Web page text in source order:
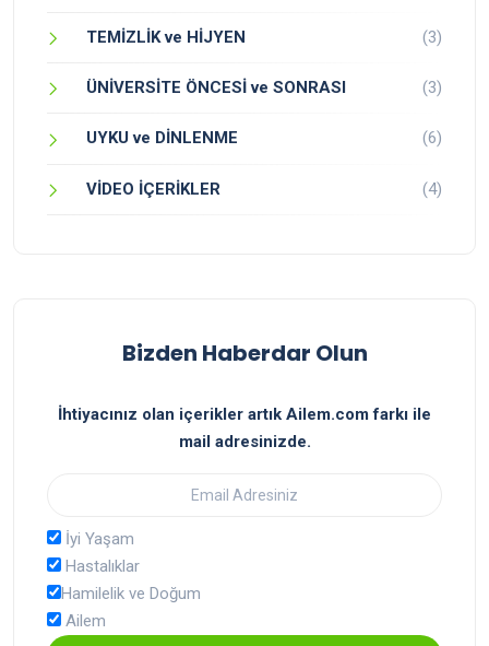
TEMİZLİK ve HİJYEN (3)
ÜNİVERSİTE ÖNCESİ ve SONRASI (3)
UYKU ve DİNLENME (6)
VİDEO İÇERİKLER (4)
Bizden Haberdar Olun
İhtiyacınız olan içerikler artık Ailem.com farkı ile
mail adresinizde.
İyi Yaşam
Hastalıklar
Hamilelik ve Doğum
Ailem